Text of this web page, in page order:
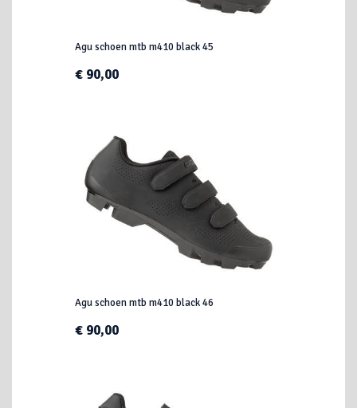
Agu schoen mtb m410 black 45
€ 90,00
Agu schoen mtb m410 black 46
€ 90,00